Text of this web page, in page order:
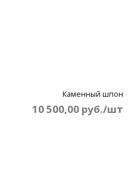
Каменный шпон
10 500,00 руб./шт